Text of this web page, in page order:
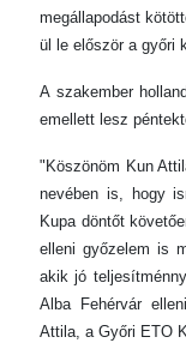
megállapodást
ül le először a győri
A szakember
emellett lesz
"Köszönöm Kun
nevében is, hogy
Kupa döntőt
elleni győzelem is
akik jó
Alba Fehérvár
Attila, a Győri ETO